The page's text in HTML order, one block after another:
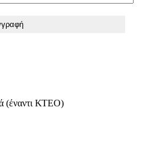
(έναντι ΚΤΕΟ)